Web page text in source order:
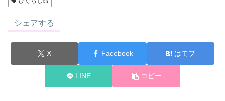
シェアする
X Facebook はてブ
LINE コピー